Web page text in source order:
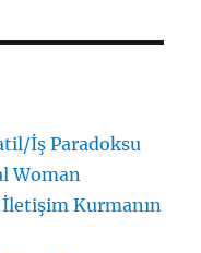
İş Paradoksu
Woman
Kurmanın